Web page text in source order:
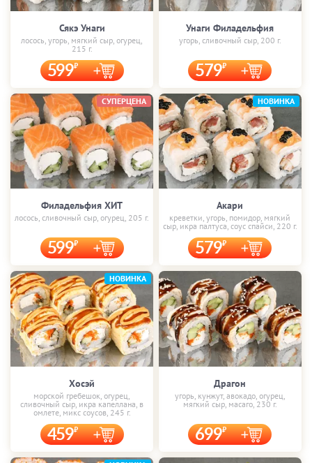
Сякэ Унаги
лосось, угорь, мягкий сыр, огурец,
215 г.
599
Унаги Филадельфия
угорь, сливочный сыр, 200 г.
579
Филадельфия ХИТ
лосось, сливочный сыр, огурец, 205 г.
599
СУПЕРЦЕНА
Акари
креветки, угорь, помидор, мягкий
сыр, икра палтуса, соус спайси, 220 г.
579
НОВИНКА
Хосэй
морской гребешок, огурец,
сливочный сыр, икра капеллана, в
омлете, микс соусов, 245 г.
459
НОВИНКА
Драгон
угорь, кунжут, авокадо, огурец,
мягкий сыр, масаго, 230 г.
699